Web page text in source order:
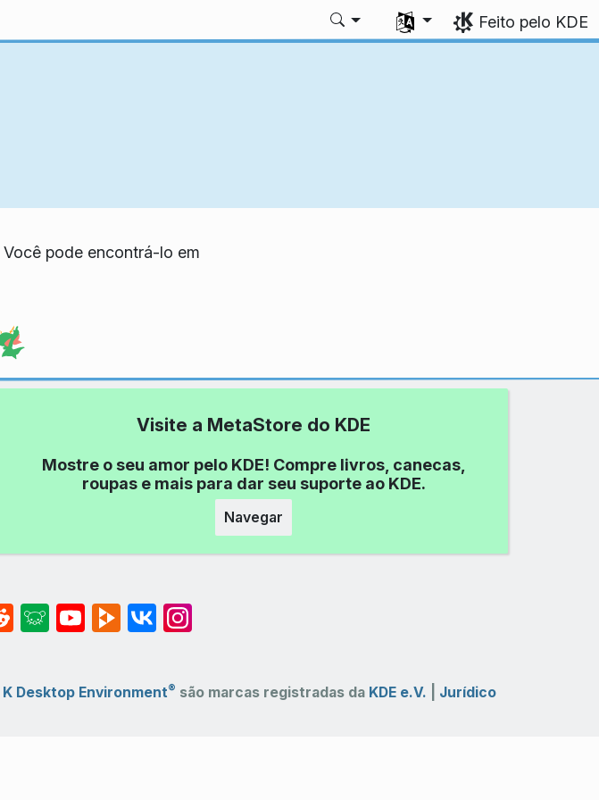
Selecione seu idioma
Feito pelo KDE
pode encontrá-lo em
Visite a MetaStore do KDE
Mostre o seu amor pelo KDE! Compre livros, canecas,
roupas e mais para dar seu suporte ao KDE.
Navegar
K Desktop Environment® são marcas registradas da KDE e.V. Jurídico